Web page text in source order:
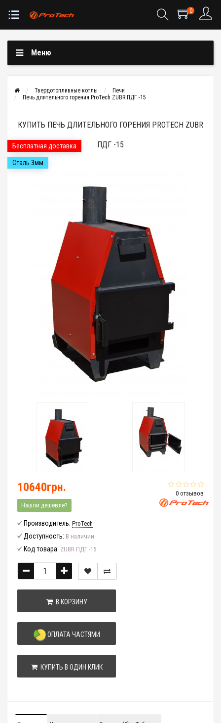
0
Меню
Твердотопливные котлы
Печи
Печь длительного горения ProTech ZUBR ПДГ -15
КУПИТЬ ПЕЧЬ ДЛИТЕЛЬНОГО ГОРЕНИЯ PROTECH ZUBR
ПДГ -15
Бесплатная доставка
Сталь 3мм
0 отзывов
10640грн.
Нашли дешевле?
Производитель: ProTech
Доступность: В наличии
Код товара: ZUBR ПДГ -15
В КОРЗИНУ
ОПЛАТА ЧАСТЯМИ
КУПИТЬ В ОДИН КЛИК